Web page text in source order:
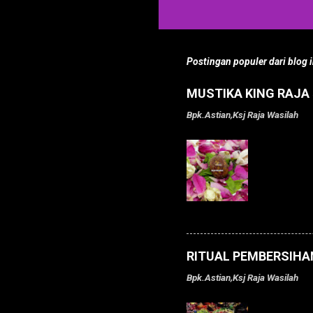
Postingan populer dari blog
MUSTIKA KING RAJA
Bpk.Astian,KsjRaja Wasilah
dan
RITUAL
Bpk.Astian,KsjRaja Wasilah